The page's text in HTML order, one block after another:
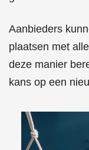
Aanbieders
plaatsen met
deze manier
kans op een